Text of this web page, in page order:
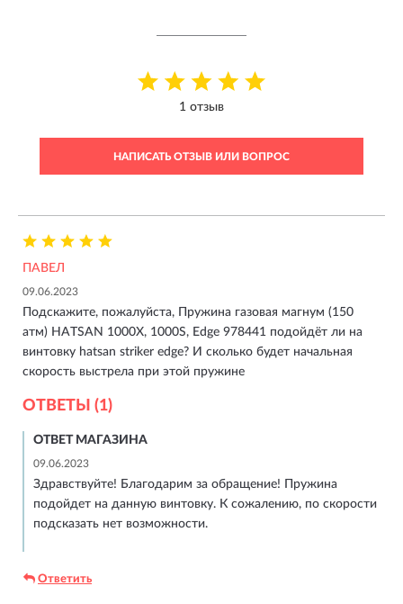
1 отзыв
НАПИСАТЬ ОТЗЫВ ИЛИ ВОПРОС
ПАВЕЛ
09.06.2023
Подскажите, пожалуйста, Пружина газовая магнум (150
атм) HATSAN 1000X, 1000S, Edge 978441 подойдёт ли на
винтовку hatsan striker edge? И сколько будет начальная
скорость выстрела при этой пружине
ОТВЕТЫ (1)
ОТВЕТ МАГАЗИНА
09.06.2023
Здравствуйте! Благодарим за обращение! Пружина
подойдет на данную винтовку. К сожалению, по скорости
подсказать нет возможности.
Ответить